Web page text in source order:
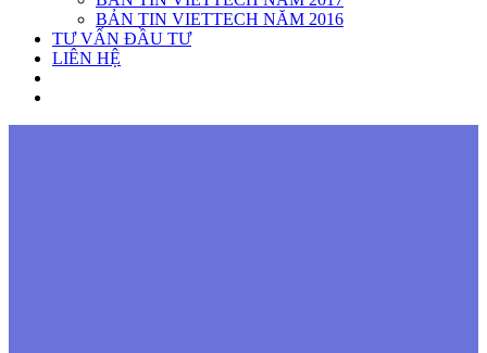
BẢN TIN VIETTECH NĂM 2016
TƯ VẤN ĐẦU TƯ
LIÊN HỆ